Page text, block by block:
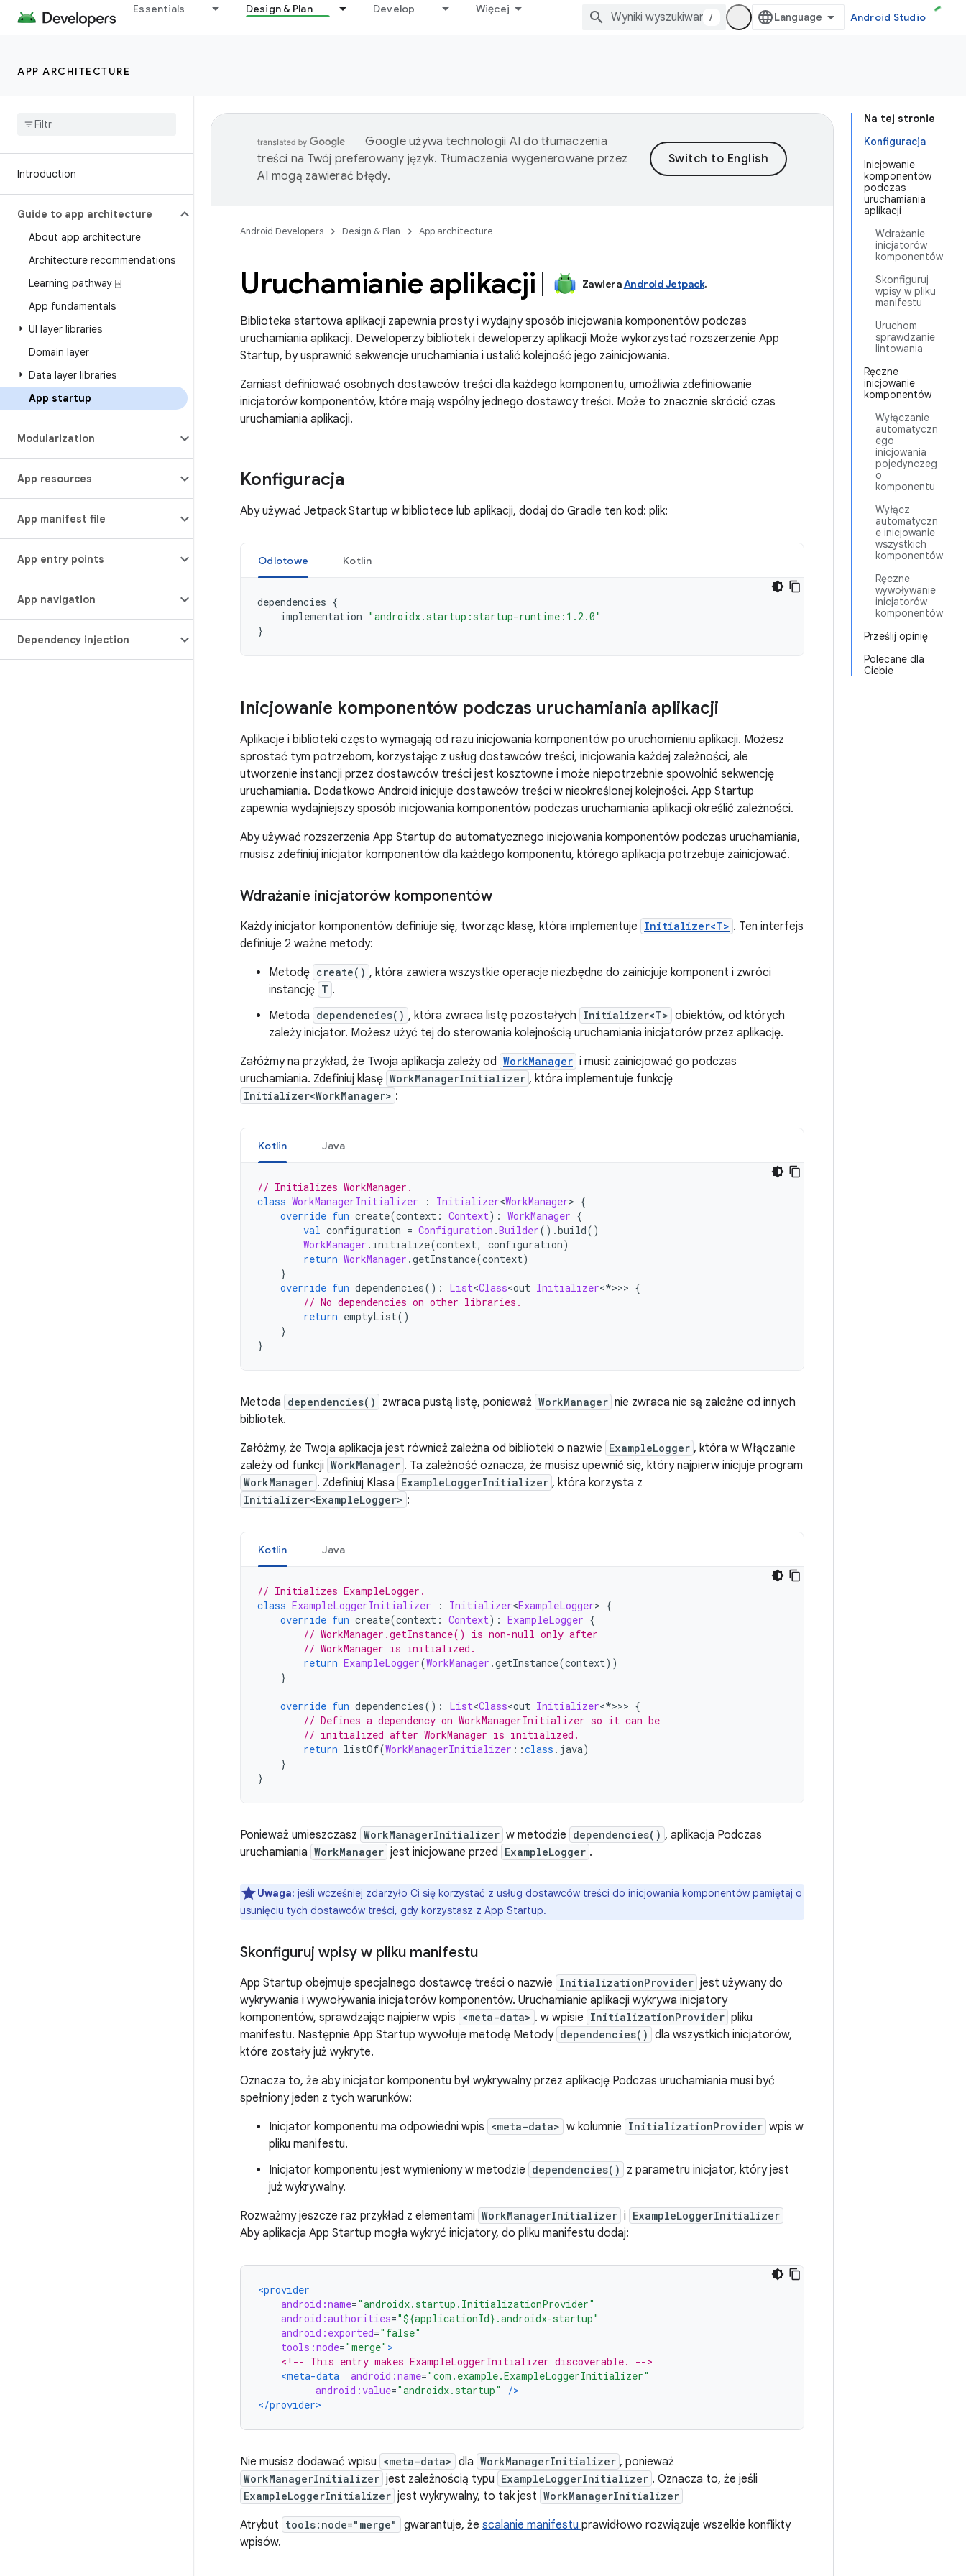
Essentials Design & Plan Develop Więcej
/ Android Studio
APP ARCHITECTURE
Introduction
Guide to app architecture
About app architecture
Architecture recommendations
Learning pathway ⍈
App fundamentals
UI layer libraries
Domain layer
Data layer libraries
App startup
Modularization
App resources
App manifest file
App entry points
App navigation
Dependency injection
Na tej stronie
Konfiguracja
Inicjowanie
komponentów
podczas
uruchamiania
aplikacji
Wdrażanie
inicjatorów
komponentów
Skonfiguruj
wpisy w pliku
manifestu
Uruchom
sprawdzanie
lintowania
Ręczne
inicjowanie
komponentów
Wyłączanie
automatyczn
ego
inicjowania
pojedynczeg
o
komponentu
Wyłącz
automatyczn
e inicjowanie
wszystkich
komponentów
Ręczne
wywoływanie
inicjatorów
komponentów
Prześlij opinię
Polecane dla
Ciebie
Google używa technologii AI do tłumaczenia
treści na Twój preferowany język. Tłumaczenia wygenerowane przez
AI mogą zawierać błędy.
Android Developers Design & Plan App architecture
Uruchamianie aplikacji ZawieraAndroid Jetpack.
Biblioteka startowa aplikacji zapewnia prosty i wydajny sposób inicjowania komponentów podczas
uruchamiania aplikacji. Deweloperzy bibliotek i deweloperzy aplikacji Może wykorzystać rozszerzenie App
Startup, by usprawnić sekwencje uruchamiania i ustalić kolejność jego zainicjowania.
Zamiast definiować osobnych dostawców treści dla każdego komponentu, umożliwia zdefiniowanie
inicjatorów komponentów, które mają wspólny jednego dostawcy treści. Może to znacznie skrócić czas
uruchamiania aplikacji.
Konfiguracja
Aby używać Jetpack Startup w bibliotece lub aplikacji, dodaj do Gradle ten kod: plik:
Odlotowe Kotlin
dependencies {
implementation "androidx.startup:startup-runtime:1.2.0"
}
Inicjowanie komponentów podczas uruchamiania aplikacji
Aplikacje i biblioteki często wymagają od razu inicjowania komponentów po uruchomieniu aplikacji. Możesz
sprostać tym potrzebom, korzystając z usług dostawców treści, inicjowania każdej zależności, ale
utworzenie instancji przez dostawców treści jest kosztowne i może niepotrzebnie spowolnić sekwencję
uruchamiania. Dodatkowo Android inicjuje dostawców treści w nieokreślonej kolejności. App Startup
zapewnia wydajniejszy sposób inicjowania komponentów podczas uruchamiania aplikacji określić zależności.
Aby używać rozszerzenia App Startup do automatycznego inicjowania komponentów podczas uruchamiania,
musisz zdefiniuj inicjator komponentów dla każdego komponentu, którego aplikacja potrzebuje zainicjować.
Wdrażanie inicjatorów komponentów
Każdy inicjator komponentów definiuje się, tworząc klasę, która implementuje Initializer<T> . Ten interfejs
definiuje 2 ważne metody:
Metodę create() , która zawiera wszystkie operacje niezbędne do zainicjuje komponent i zwróci
instancję T .
Metoda dependencies() , która zwraca listę pozostałych Initializer<T> obiektów, od których
zależy inicjator. Możesz użyć tej do sterowania kolejnością uruchamiania inicjatorów przez aplikację.
Załóżmy na przykład, że Twoja aplikacja zależy od WorkManager i musi: zainicjować go podczas
uruchamiania. Zdefiniuj klasę WorkManagerInitializer , która implementuje funkcję
Initializer<WorkManager> :
Kotlin Java
// Initializes WorkManager.
class WorkManagerInitializer : Initializer<WorkManager> {
override fun create(context : Context): WorkManager {
val configuration = Configuration .Builder().build()
WorkManager . initialize(context, configuration)
return WorkManager .getInstance(context)
}
override fun dependencies(): List<Class<out Initializer<*>>> {
// No dependencies on other libraries.
return emptyList()
}
}
Metoda dependencies() zwraca pustą listę, ponieważ WorkManager nie zwraca nie są zależne od innych
bibliotek.
Załóżmy, że Twoja aplikacja jest również zależna od biblioteki o nazwie ExampleLogger , która w Włączanie
zależy od funkcji WorkManager . Ta zależność oznacza, że musisz upewnić się, który najpierw inicjuje program
WorkManager . Zdefiniuj Klasa ExampleLoggerInitializer , która korzysta z
Initializer<ExampleLogger> :
Kotlin Java
// Initializes ExampleLogger.
class ExampleLoggerInitializer : Initializer<ExampleLogger> {
override fun create(context : Context): ExampleLogger {
// WorkManager.getInstance() is non-null only after
// WorkManager is initialized.
return ExampleLogger(WorkManager .getInstance(context))
}
override fun dependencies(): List<Class<out Initializer<*>>> {
// Defines a dependency on WorkManagerInitializer so it can be
// initialized after WorkManager is initialized.
return listOf(WorkManagerInitializer ::class . java)
}
}
Ponieważ umieszczasz WorkManagerInitializer w metodzie dependencies() , aplikacja Podczas
uruchamiania WorkManager jest inicjowane przed ExampleLogger .
Uwaga: jeśli wcześniej zdarzyło Ci się korzystać z usług dostawców treści do inicjowania komponentów pamiętaj o
usunięciu tych dostawców treści, gdy korzystasz z App Startup.
Skonfiguruj wpisy w pliku manifestu
App Startup obejmuje specjalnego dostawcę treści o nazwie InitializationProvider jest używany do
wykrywania i wywoływania inicjatorów komponentów. Uruchamianie aplikacji wykrywa inicjatory
komponentów, sprawdzając najpierw wpis <meta-data> . w wpisie InitializationProvider pliku
manifestu. Następnie App Startup wywołuje metodę Metody dependencies() dla wszystkich inicjatorów,
które zostały już wykryte.
Oznacza to, że aby inicjator komponentu był wykrywalny przez aplikację Podczas uruchamiania musi być
spełniony jeden z tych warunków:
Inicjator komponentu ma odpowiedni wpis <meta-data> w kolumnie InitializationProvider wpis w
pliku manifestu.
Inicjator komponentu jest wymieniony w metodzie dependencies()
z parametru inicjator, który jest
już wykrywalny.
Rozważmy jeszcze raz przykład z elementami WorkManagerInitializer i ExampleLoggerInitializer
Aby aplikacja App Startup mogła wykryć inicjatory, do pliku manifestu dodaj:
<provider
android:name="androidx.startup.InitializationProvider"
android:authorities="${applicationId}.androidx-startup"
android:exported="false"
tools:node="merge" >
<!-- This entry makes ExampleLoggerInitializer discoverable. -->
<meta-data
android:name="com.example.ExampleLoggerInitializer"
android:value="androidx.startup"
/>
</provider>
Nie musisz dodawać wpisu <meta-data> dla WorkManagerInitializer , ponieważ
WorkManagerInitializer jest zależnością typu ExampleLoggerInitializer . Oznacza to, że jeśli
ExampleLoggerInitializer jest wykrywalny, to tak jest WorkManagerInitializer
Atrybut tools:node="merge" gwarantuje, że scalanie manifestu prawidłowo rozwiązuje wszelkie konflikty
wpisów.